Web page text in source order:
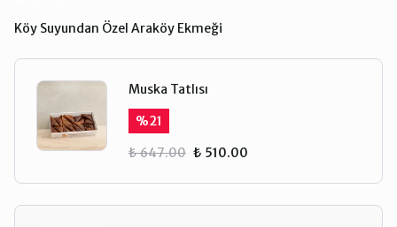
Köy Suyundan Özel Araköy Ekmeği
Muska Tatlısı
%21
₺ 647.00 ₺ 510.00